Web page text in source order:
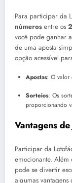
Para participar da
números entre os
você pode ganhar
de uma aposta
opção acessível
Apostas: O valor
Sorteios: Os
proporcionando
Vantagens
Participar da
emocionante.
pode se divertir
algumas vantagens